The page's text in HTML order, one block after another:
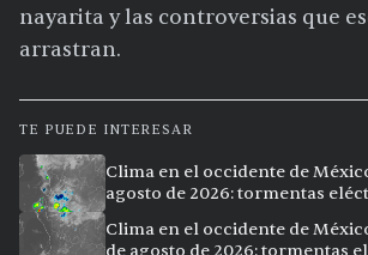
nayarita y las controversias que
arrastran.
TE PUEDE INTERESAR
Clima en el occidente de
agosto de 2026: tormentas
Clima en el occidente de